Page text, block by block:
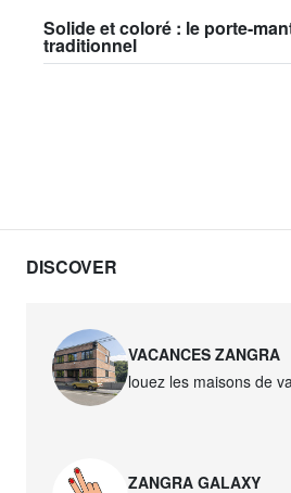
Solide et coloré : le porte-
traditionnel
DISCOVER
VACANCES ZANGRA
louez les maisons de
ZANGRA GALAXY